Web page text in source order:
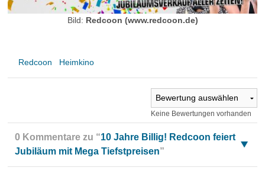
Bild: Redcoon (www.redcoon.de)
Redcoon Heimkino
Keine Bewertungen vorhanden
0 Kommentare zu “10 Jahre Billig! Redcoon feiert
Jubiläum mit Mega Tiefstpreisen”